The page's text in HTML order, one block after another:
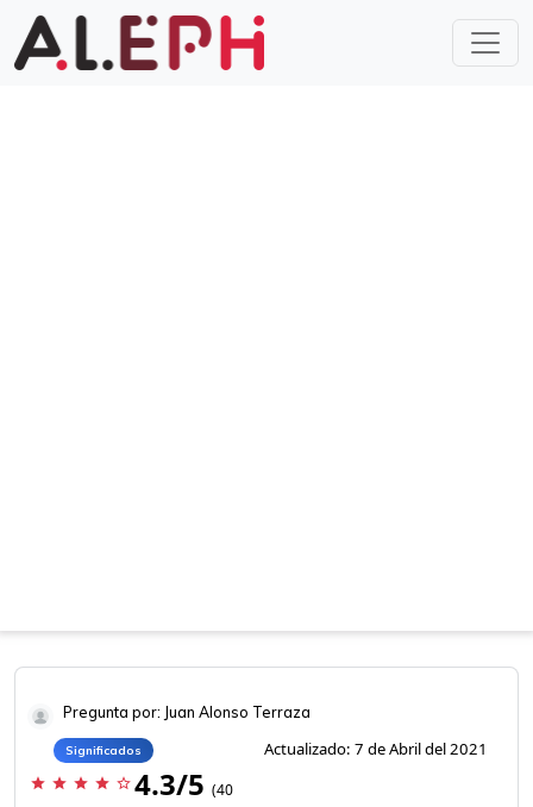
Pregunta por: Juan Alonso Terraza
Significados Actualizado: 7 de Abril del 2021
star star star star star_border 4.3/5 (40